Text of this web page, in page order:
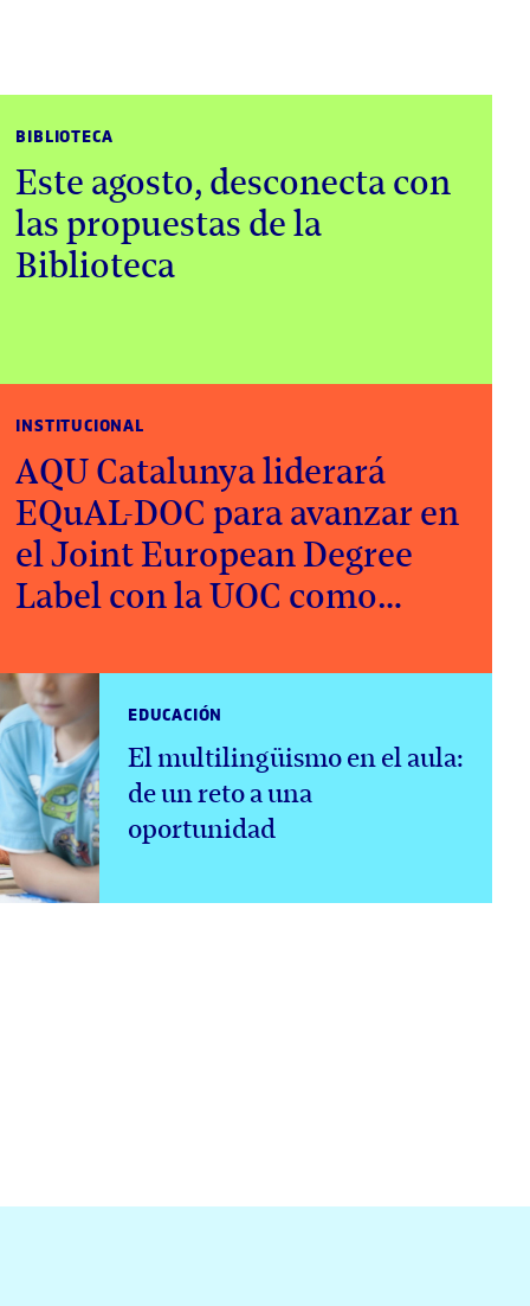
EDUCACIÓN
El multilingüismo en el aula:
de un reto a una
oportunidad
BIBLIOTECA
Este agosto, desconecta con
las propuestas de la
Biblioteca
INSTITUCIONAL
AQU Catalunya liderará
EQuAL-DOC para avanzar en
el Joint European Degree
Label con la UOC como